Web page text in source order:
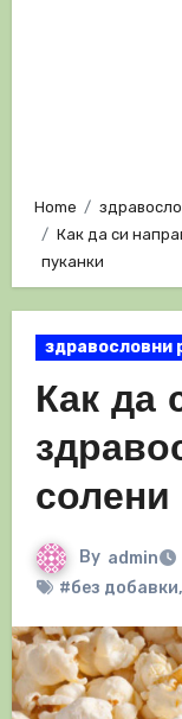
Home
Как да си
пуканки
здравословни
Как да
солени
By admin
#без добавки,